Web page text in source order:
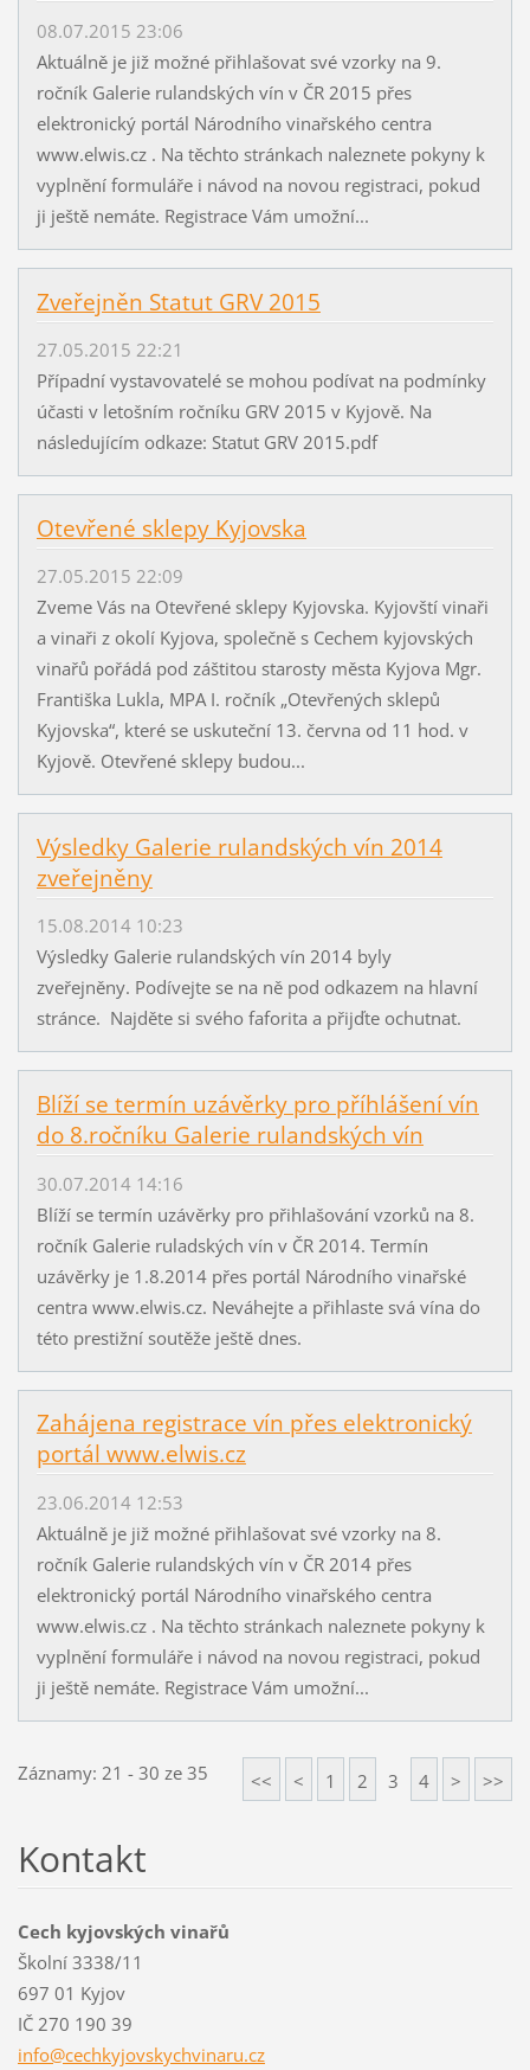
08.07.2015 23:06
Aktuálně je již možné přihlašovat své vzorky na 9.
ročník Galerie rulandských vín v ČR 2015 přes
elektronický portál Národního vinařského centra
www.elwis.cz . Na těchto stránkach naleznete pokyny k
vyplnění formuláře i návod na novou registraci, pokud
ji ještě nemáte. Registrace Vám umožní...
Zveřejněn Statut GRV 2015
27.05.2015 22:21
Případní vystavovatelé se mohou podívat na podmínky
účasti v letošním ročníku GRV 2015 v Kyjově. Na
následujícím odkaze: Statut GRV 2015.pdf
Otevřené sklepy Kyjovska
27.05.2015 22:09
Zveme Vás na Otevřené sklepy Kyjovska. Kyjovští vinaři
a vinaři z okolí Kyjova, společně s Cechem kyjovských
vinařů pořádá pod záštitou starosty města Kyjova Mgr.
Františka Lukla, MPA I. ročník „Otevřených sklepů
Kyjovska“, které se uskuteční 13. června od 11 hod. v
Kyjově. Otevřené sklepy budou...
Výsledky Galerie rulandských vín 2014
zveřejněny
15.08.2014 10:23
Výsledky Galerie rulandských vín 2014 byly
zveřejněny. Podívejte se na ně pod odkazem na hlavní
stránce. Najděte si svého faforita a přijďte ochutnat.
Blíží se termín uzávěrky pro příhlášení vín
do 8.ročníku Galerie rulandských vín
30.07.2014 14:16
Blíží se termín uzávěrky pro přihlašování vzorků na 8.
ročník Galerie ruladských vín v ČR 2014. Termín
uzávěrky je 1.8.2014 přes portál Národního vinařské
centra www.elwis.cz. Neváhejte a přihlaste svá vína do
této prestižní soutěže ještě dnes.
Zahájena registrace vín přes elektronický
portál www.elwis.cz
23.06.2014 12:53
Aktuálně je již možné přihlašovat své vzorky na 8.
ročník Galerie rulandských vín v ČR 2014 přes
elektronický portál Národního vinařského centra
www.elwis.cz . Na těchto stránkach naleznete pokyny k
vyplnění formuláře i návod na novou registraci, pokud
ji ještě nemáte. Registrace Vám umožní...
Záznamy: 21 - 30 ze 35 << < 1 2 3 4 > >>
Kontakt
Cech kyjovských vinařů
Školní 3338/11
697 01 Kyjov
IČ 270 190 39
info@cechkyjovskychvinaru.cz